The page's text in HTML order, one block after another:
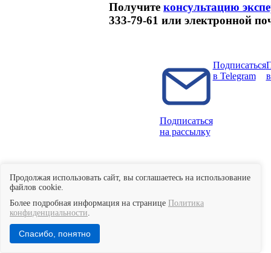
Получите консультацию
333-79-61 или электронной
Подписаться
на рассылку
Подписаться
в Telegram
Смотрите другие наши материалы:
Лицензии на ОПО
Продолжая использовать сайт, вы соглашаетесь на использование
файлов cookie.
Более подробная информация на странице Политика
конфиденциальности.
Спасибо, понятно